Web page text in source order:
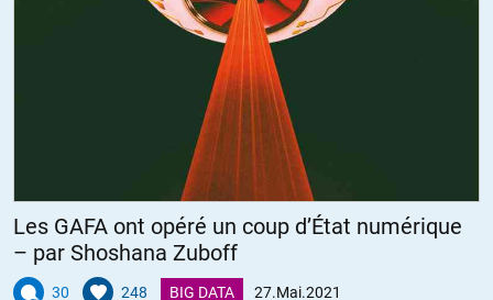
Les GAFA ont opéré un coup d’État numérique
– par Shoshana Zuboff
30 248 BIG DATA 27.Mai.2021